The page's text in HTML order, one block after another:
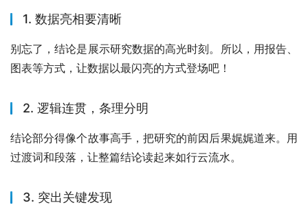
1. 数据亮相要清晰
别忘了，结论是展示研究数据的高光时刻。所以，用报告、
图表等方式，让数据以最闪亮的方式登场吧！
2. 逻辑连贯，条理分明
结论部分得像个故事高手，把研究的前因后果娓娓道来。用
过渡词和段落，让整篇结论读起来如行云流水。
3. 突出关键发现